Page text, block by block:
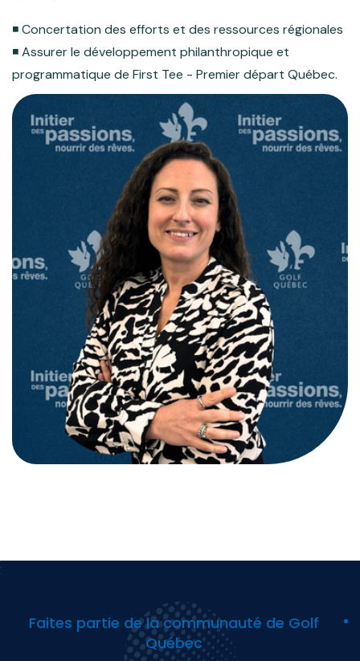
◾️ Concertation des efforts et des ressources régionales
◾️ Assurer le développement philanthropique et
programmatique de First Tee - Premier départ Québec.
Faites partie de la communauté de Golf
Québec